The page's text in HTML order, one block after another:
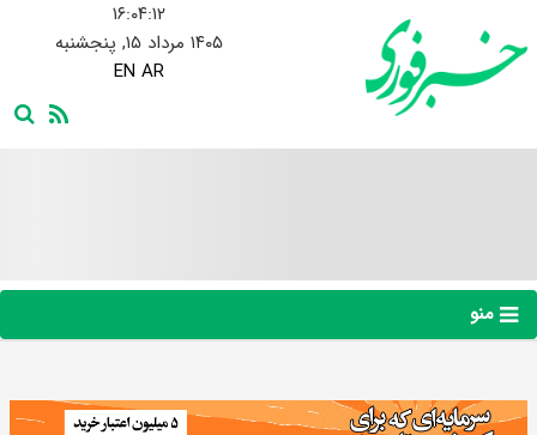
۱۶:۰۴:۱۳
۱۴۰۵ مرداد ۱۵, پنجشنبه
EN AR
منو